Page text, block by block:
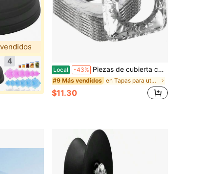
4
Local -43% Piezas de cubierta cuadrada de papel de aluminio para estufa de gas, forros desechables pesados 3THG
#9 Más vendidos en Tapas para utensilios de cocina
$11.30